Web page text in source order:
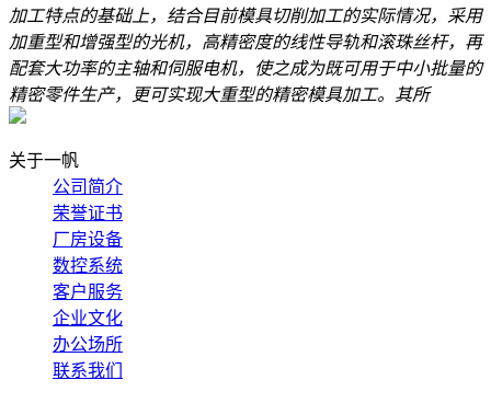
加工特点的基础上，结合目前模具切削加工的实际情况，采用
加重型和增强型的光机，高精密度的线性导轨和滚珠丝杆，再
配套大功率的主轴和伺服电机，使之成为既可用于中小批量的
精密零件生产，更可实现大重型的精密模具加工。其所
关于一帆
公司简介
荣誉证书
厂房设备
数控系统
客户服务
企业文化
办公场所
联系我们